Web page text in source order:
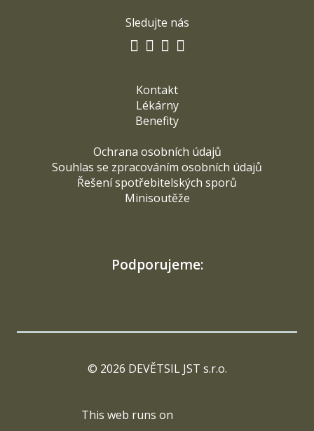
Sledujte nás
Kontakt
Lékárny
Benefity
Ochrana osobních údajů
Souhlas se zpracováním osobních údajů
Řešení spotřebitelských sporů
Minisoutěže
Podporujeme:
© 2026 DEVĚTSIL JST s.r.o.
This web runs on